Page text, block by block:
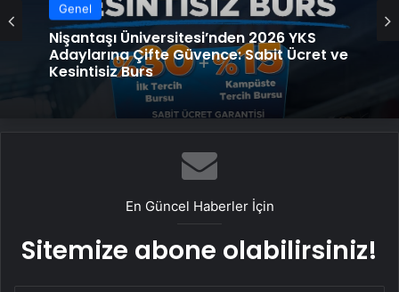
Genel
Nişantaşı Üniversitesi’nden 2026 YKS
Adaylarına Çifte Güvence: Sabit Ücret ve
Kesintisiz Burs
En Güncel Haberler İçin
Sitemize abone olabilirsiniz!